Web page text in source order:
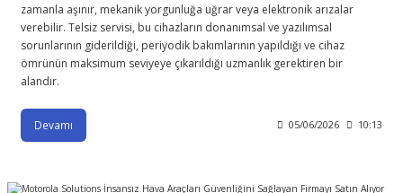
zamanla aşınır, mekanik yorgunluğa uğrar veya elektronik arızalar
verebilir. Telsiz servisi, bu cihazların donanımsal ve yazılımsal
sorunlarının giderildiği, periyodik bakımlarının yapıldığı ve cihaz
ömrünün maksimum seviyeye çıkarıldığı uzmanlık gerektiren bir
alandır.
Devamı 05/06/2026 10:13